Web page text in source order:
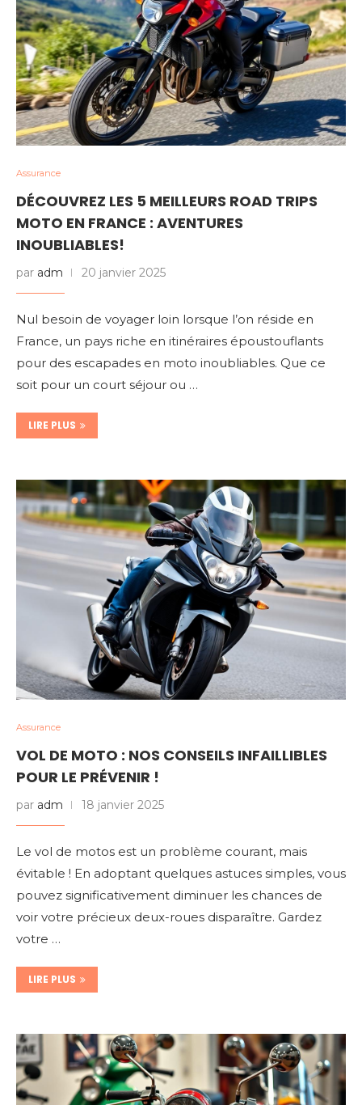
Assurance
DÉCOUVREZ LES 5 MEILLEURS ROAD TRIPS
MOTO EN FRANCE : AVENTURES
INOUBLIABLES!
par adm 20 janvier 2025
Nul besoin de voyager loin lorsque l’on réside en
France, un pays riche en itinéraires époustouflants
pour des escapades en moto inoubliables. Que ce
soit pour un court séjour ou …
LIRE PLUS
Assurance
VOL DE MOTO : NOS CONSEILS INFAILLIBLES
POUR LE PRÉVENIR !
par adm 18 janvier 2025
Le vol de motos est un problème courant, mais
évitable ! En adoptant quelques astuces simples, vous
pouvez significativement diminuer les chances de
voir votre précieux deux-roues disparaître. Gardez
votre …
LIRE PLUS